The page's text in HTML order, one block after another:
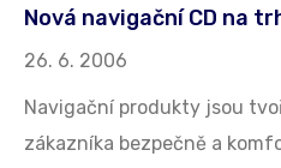
Nová navigační CD na
26. 6. 2006
Navigační produkty jsou
zákazníka bezpečně a